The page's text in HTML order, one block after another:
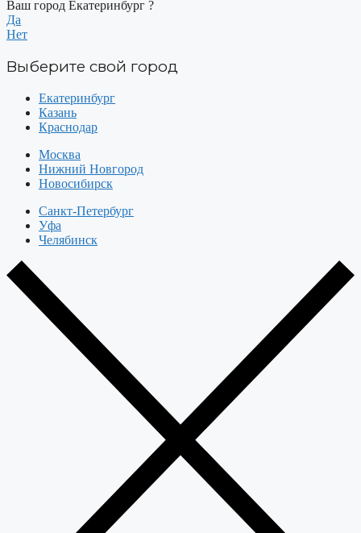
Ваш город Екатеринбург ?
Да
Нет
Выберите свой город
Екатеринбург
Казань
Краснодар
Москва
Нижний Новгород
Новосибирск
Санкт-Петербург
Уфа
Челябинск